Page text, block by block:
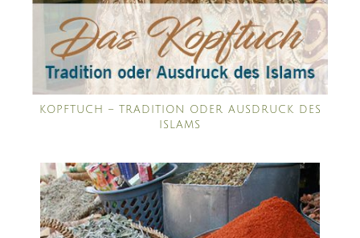
KOPFTUCH – TRADITION ODER AUSDRUCK DES
ISLAMS